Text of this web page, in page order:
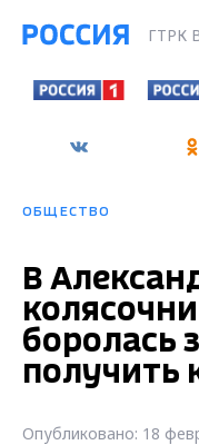
ГТРК
ОБЩЕСТВО
В
боролась
получить
Опубликовано: 18